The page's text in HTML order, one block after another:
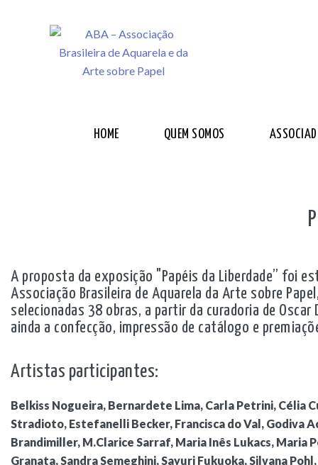
HOME QUEM SOMOS
A proposta da exposição "Papéis da Liberdade” foi
Associação Brasileira de Aquarela da Arte sobre
selecionadas 38 obras, a partir da curadoria de
ainda a confecção, impressão de catálogo e
Artistas participantes:
Belkiss Nogueira, Bernardete Lima, Carla Petrini, Célia
Stradioto, Estefanelli Becker, Francisca do Val, Godiva
Brandimiller, M.Clarice Sarraf, Maria Inês Lukacs,
Granata, Sandra Semeghini, Sayuri Fukuoka, Silvana